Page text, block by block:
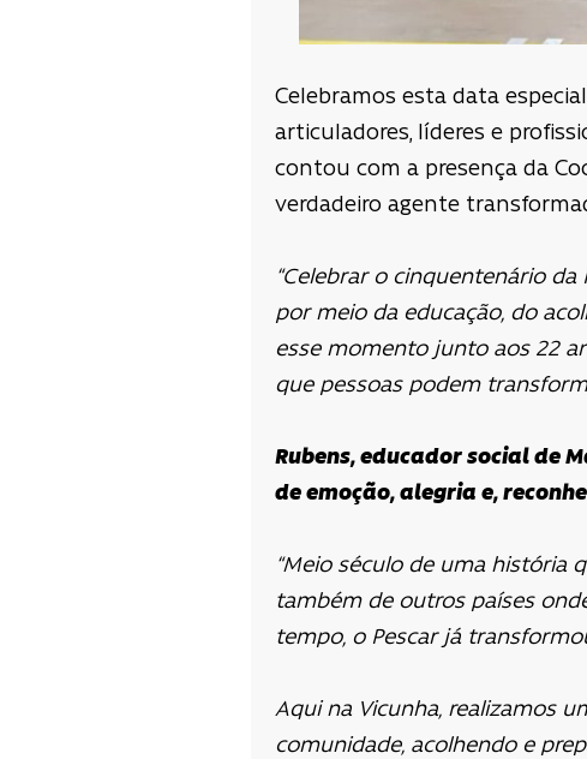
Celebramos esta data
articuladores, líderes e
contou com a presença da
verdadeiro agente
“Celebrar o cinquentenário
por meio da educação, do
esse momento junto aos 22
que pessoas podem
Rubens, educador social de
de emoção, alegria e,
“Meio século de uma história
também de outros países
tempo, o Pescar já
Aqui na Vicunha, realizamos
comunidade, acolhendo e